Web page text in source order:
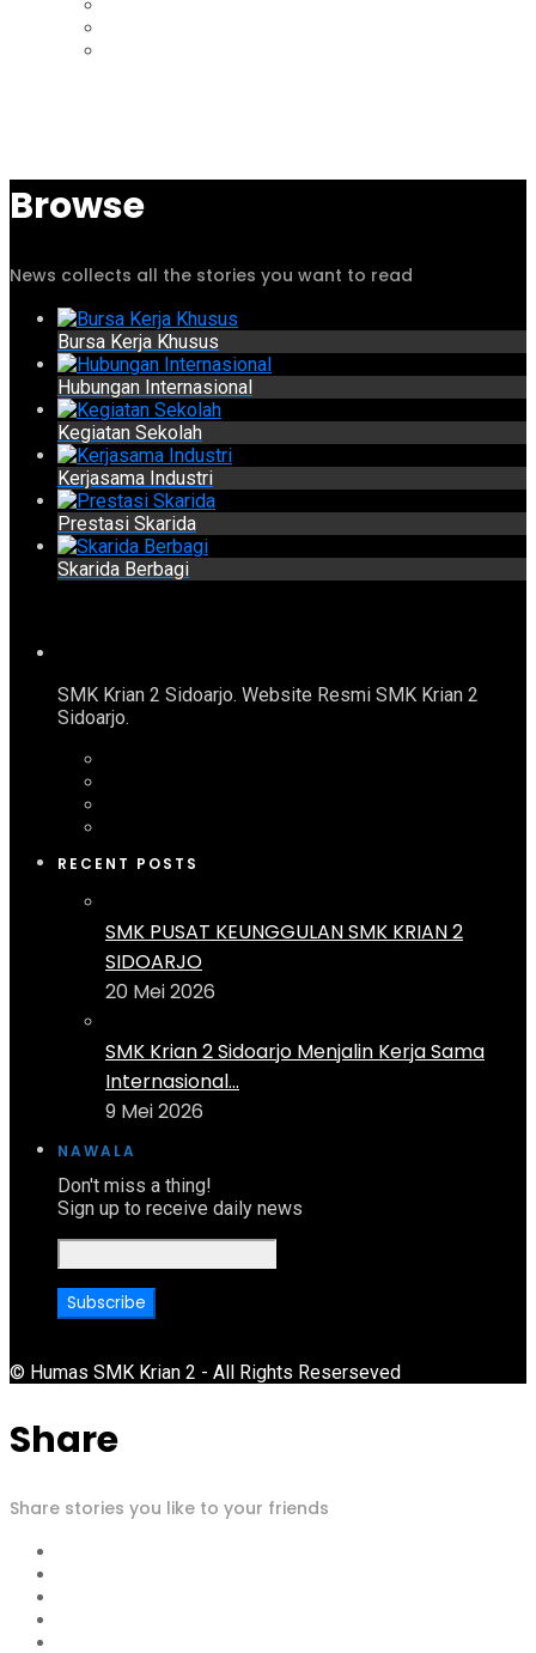
Browse
News collects all the stories you want to read
Bursa Kerja Khusus
Hubungan Internasional
Kegiatan Sekolah
Kerjasama Industri
Prestasi Skarida
Skarida Berbagi
SMK Krian 2 Sidoarjo. Website Resmi SMK Krian 2
Sidoarjo.
RECENT POSTS
SMK PUSAT KEUNGGULAN SMK KRIAN 2
SIDOARJO
20 Mei 2026
SMK Krian 2 Sidoarjo Menjalin Kerja Sama
Internasional...
9 Mei 2026
NAWALA
Don't miss a thing!
Sign up to receive daily news
© Humas SMK Krian 2 - All Rights Reserseved
Share
Share stories you like to your friends